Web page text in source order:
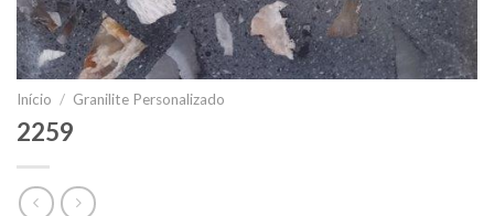
Início / Granilite Personalizado
2259